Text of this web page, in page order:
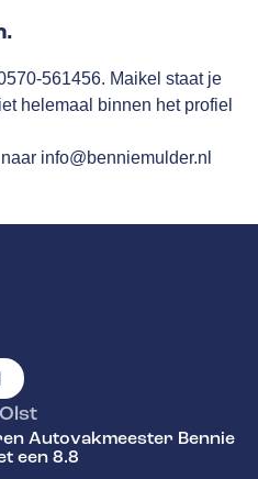
561456. Maikel staat je
helemaal binnen het profiel
info@benniemulder.nl
Olst
Autovakmeester Bennie
een 8.8